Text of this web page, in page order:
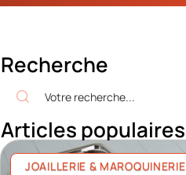
Recherche
Articles populaires
JOAILLERIE & MAROQUINERIE